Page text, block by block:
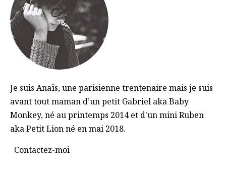
Je suis Anaïs, une parisienne trentenaire mais je suis
avant tout maman d’un petit Gabriel aka Baby
Monkey, né au printemps 2014 et d'un mini Ruben
aka Petit Lion né en mai 2018.
Contactez-moi